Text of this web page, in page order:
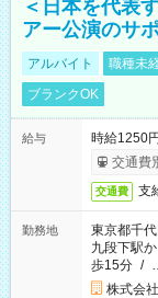
＜日本を代表
アー公演のサ
アルバイト 職種未
ブランクOK
給与
時給1250
交通費
交通費 支
勤務地
東京都千
九段下駅
歩15分 /
株式会